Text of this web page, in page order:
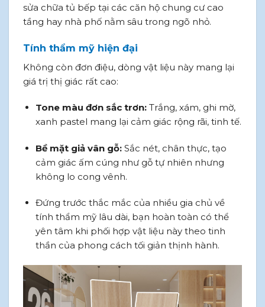
sửa chữa tủ bếp tại các căn hộ chung cư cao
tầng hay nhà phố nằm sâu trong ngõ nhỏ.
Tính thẩm mỹ hiện đại
Không còn đơn điệu, dòng vật liệu này mang lại
giá trị thị giác rất cao:
Tone màu đơn sắc trơn:Trắng, xám, ghi mờ,
xanh pastel mang lại cảm giác rộng rãi, tinh tế.
Bề mặt giả vân gỗ:Sắc nét, chân thực, tạo
cảm giác ấm cúng như gỗ tự nhiên nhưng
không lo cong vênh.
Đứng trước thắc mắc của nhiều gia chủ về
tính thẩm mỹ lâu dài, bạn hoàn toàn có thể
yên tâm khi phối hợp vật liệu này theo tinh
thần của phong cách tối giản thịnh hành.